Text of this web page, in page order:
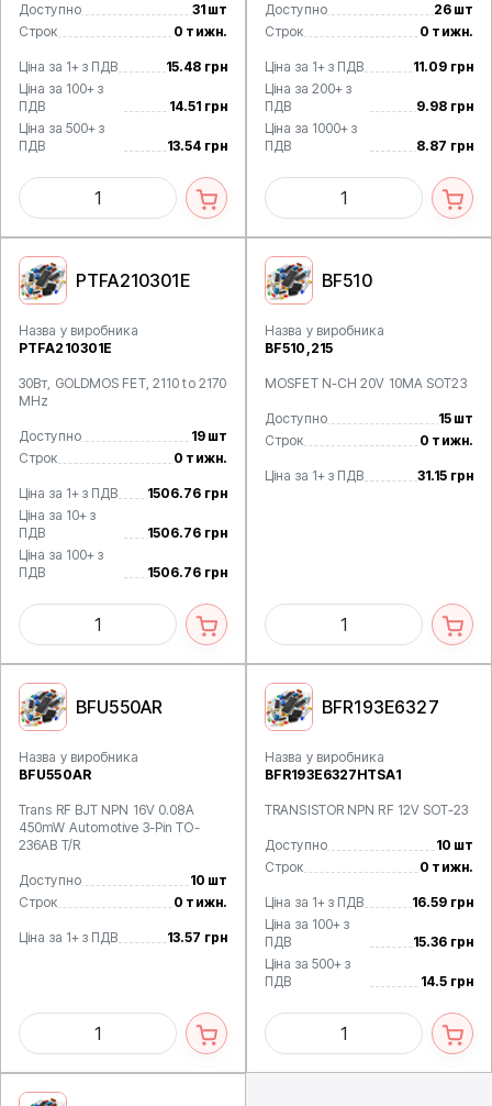
Доступно
31 шт
Строк
0 тижн.
Ціна за 1+ з ПДВ
15.48 грн
Ціна за 100+ з
ПДВ
14.51 грн
Ціна за 500+ з
ПДВ
13.54 грн
Доступно
26 шт
Строк
0 тижн.
Ціна за 1+ з ПДВ
11.09 грн
Ціна за 200+ з
ПДВ
9.98 грн
Ціна за 1000+ з
ПДВ
8.87 грн
PTFA210301E
Назва у виробника
PTFA210301E
30Вт, GOLDMOS FET, 2110 to 2170
MHz
Доступно
19 шт
Строк
0 тижн.
Ціна за 1+ з ПДВ
1506.76 грн
Ціна за 10+ з
ПДВ
1506.76 грн
Ціна за 100+ з
ПДВ
1506.76 грн
BF510
Назва у виробника
BF510,215
MOSFET N-CH 20V 10MA SOT23
Доступно
15 шт
Строк
0 тижн.
Ціна за 1+ з ПДВ 31.15 грн
BFU550AR
Назва у виробника
BFU550AR
Trans RF BJT NPN 16V 0.08A
450mW Automotive 3-Pin TO-
236AB T/R
Доступно
10 шт
Строк
0 тижн.
Ціна за 1+ з ПДВ 13.57 грн
BFR193E6327
Назва у виробника
BFR193E6327HTSA1
TRANSISTOR NPN RF 12V SOT-23
Доступно
10 шт
Строк
0 тижн.
Ціна за 1+ з ПДВ
16.59 грн
Ціна за 100+ з
ПДВ
15.36 грн
Ціна за 500+ з
ПДВ
14.5 грн